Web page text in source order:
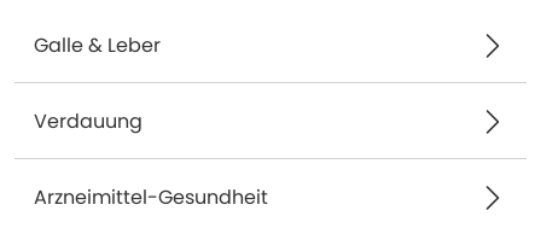
Galle & Leber
Verdauung
Arzneimittel-Gesundheit